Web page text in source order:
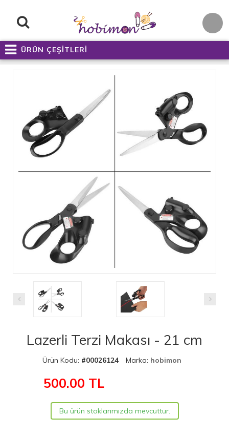
ÜRÜN ÇEŞİTLERİ
Lazerli Terzi Makası - 21 cm
Ürün Kodu: #00026124 Marka: hobimon
500.00 TL
Bu ürün stoklarımızda mevcuttur.